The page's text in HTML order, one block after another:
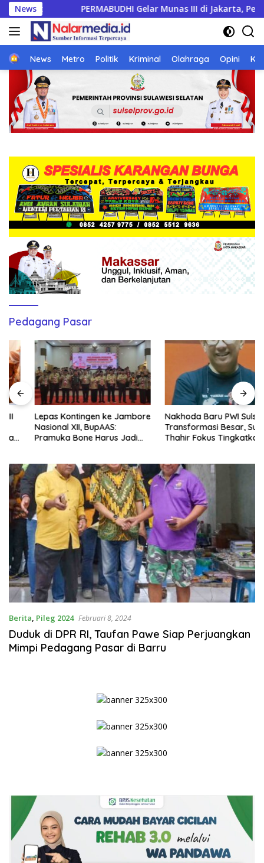
Langsung
ke
konten
News
Munas III di Jakarta, Perkuat Persatuan Umat Buddha
Home
News Metro Politik Kriminal Olahraga Opini
Pedagang Pasar
Lepas Kontingen ke Jambore
Nasional XII, BupAAS:
Pramuka Bone Harus Jadi
Nakhoda Baru PWI Sulsel
Transformasi Besar, Suwardi
Thahir Fokus Tingkatkan
Berita, Pileg 2024 Februari 8, 2024
Duduk di DPR RI, Taufan Pawe Siap Perjuangkan
Mimpi Pedagang Pasar di Barru